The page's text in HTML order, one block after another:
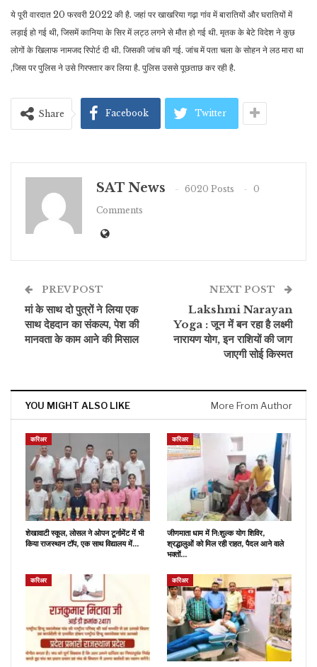
ये पूरी वारदात 20 फरवरी 2022 की है. जहां पर खाखरिया गढ़ा गांव में बारातियों और घरातियों में
लड़ाई हो गई थी, जिसमें कानिया के सिर में लट्ठ लगने से मौत हो गई थी. मृतक के बेटे विदेश ने कुछ
लोगों के खिलाफ नामजद रिपोर्ट दी थी. जिसकी जांच की गई. जांच में पता चला के सोहन ने लठ मारा था
,जिस पर पुलिस ने उसे गिरफ्तार कर लिया है. पुलिस उससे पूछताछ कर रही है.
Share Facebook Twitter
SAT News 6020 Posts
0
Comments
PREV POST
मां के साथ दो पुत्रों ने लिया एक
साथ देहदान का संकल्प, पेश की
मानवता के काम आने की मिसाल
NEXT POST
Lakshmi Narayan
Yoga : जून में बन रहा है लक्ष्मी
नारायण योग, इन राशियों की जाग
जाएगी सोई किस्मत
YOU MIGHT ALSO LIKE More From Author
करिअर
शेखावाटी स्कूल, लोसल ने ओपन टूर्नामेंट में भी
किया राजस्थान टॉप, एक साथ विद्यालय में…
करिअर
जीणमाता धाम में नि:शुल्क योग शिविर,
श्रद्धालुओं को मिल रही राहत, पैदल आने वाले
भक्तों…
करिअर करिअर